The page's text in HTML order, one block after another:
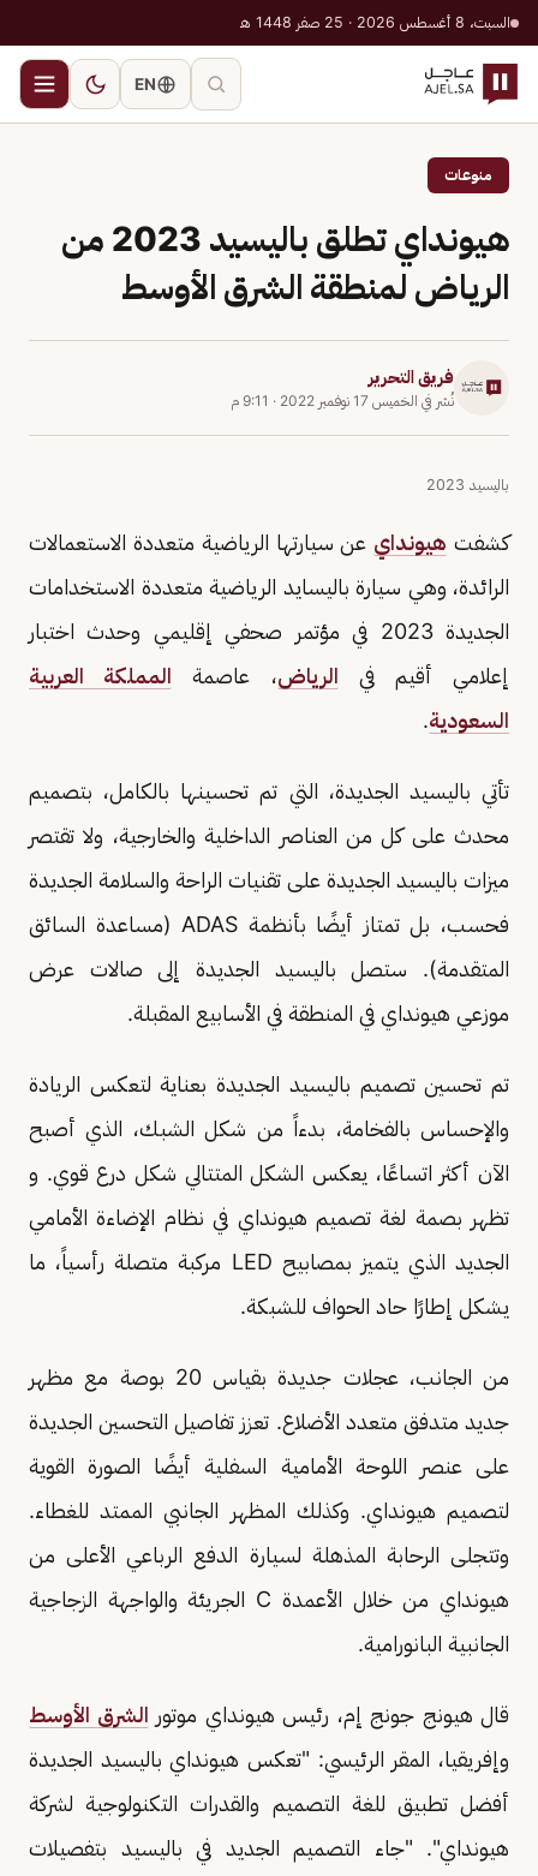
السبت، 8 أغسطس 2026 · 25 صفر 1448 هـ
EN
منوعات
هيونداي تطلق باليسيد 2023 من
الرياض لمنطقة الشرق الأوسط
فريق التحرير
نُشر في الخميس 17 نوفمبر 2022 · 9:11 م
باليسيد 2023
كشفت هيونداي عن سيارتها الرياضية متعددة الاستعمالات
الرائدة، وهي سيارة باليسايد الرياضية متعددة الاستخدامات
الجديدة 2023 في مؤتمر صحفي إقليمي وحدث اختبار
إعلامي أقيم في الرياض، عاصمة المملكة العربية
السعودية.
تأتي باليسيد الجديدة، التي تم تحسينها بالكامل، بتصميم
محدث على كل من العناصر الداخلية والخارجية، ولا تقتصر
ميزات باليسيد الجديدة على تقنيات الراحة والسلامة الجديدة
فحسب، بل تمتاز أيضًا بأنظمة ADAS (مساعدة السائق
المتقدمة). ستصل باليسيد الجديدة إلى صالات عرض
موزعي هيونداي في المنطقة في الأسابيع المقبلة.
تم تحسين تصميم باليسيد الجديدة بعناية لتعكس الريادة
والإحساس بالفخامة، بدءاً من شكل الشبك، الذي أصبح
الآن أكثر اتساعًا، يعكس الشكل المتتالي شكل درع قوي. و
تظهر بصمة لغة تصميم هيونداي في نظام الإضاءة الأمامي
الجديد الذي يتميز بمصابيح LED مركبة متصلة رأسياً، ما
يشكل إطارًا حاد الحواف للشبكة.
من الجانب، عجلات جديدة بقياس 20 بوصة مع مظهر
جديد متدفق متعدد الأضلاع. تعزز تفاصيل التحسين الجديدة
على عنصر اللوحة الأمامية السفلية أيضًا الصورة القوية
لتصميم هيونداي. وكذلك المظهر الجانبي الممتد للغطاء.
وتتجلى الرحابة المذهلة لسيارة الدفع الرباعي الأعلى من
هيونداي من خلال الأعمدة C الجريئة والواجهة الزجاجية
الجانبية البانورامية.
قال هيونج جونج إم، رئيس هيونداي موتور الشرق الأوسط
وإفريقيا، المقر الرئيسي: "تعكس هيونداي باليسيد الجديدة
أفضل تطبيق للغة التصميم والقدرات التكنولوجية لشركة
هيونداي". "جاء التصميم الجديد في باليسيد بتفصيلات